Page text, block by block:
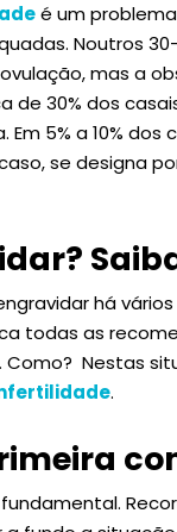
é um
Noutros
mas a
30% dos
5% a 10%
se designa
há
todas as
. Como? Nestas
.